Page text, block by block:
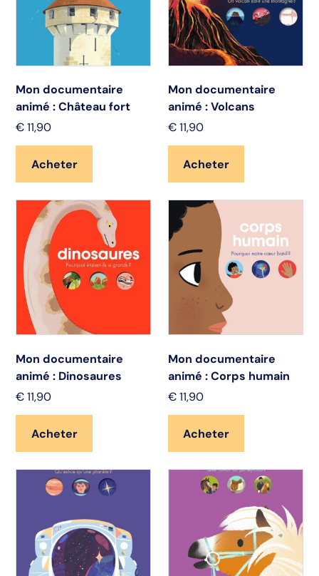
Mon documentaire
animé : Château fort
€ 11,90
Acheter
Mon documentaire
animé : Volcans
€ 11,90
Acheter
Mon documentaire
animé : Dinosaures
€ 11,90
Acheter
Mon documentaire
animé : Corps humain
€ 11,90
Acheter